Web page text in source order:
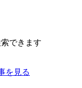
できます
を見る